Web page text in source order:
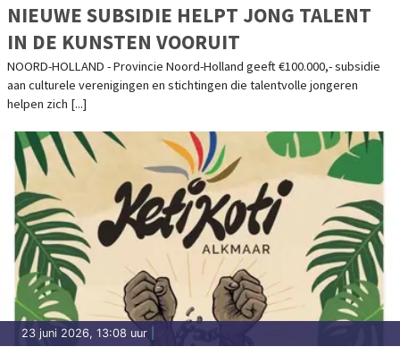
NIEUWE SUBSIDIE HELPT JONG TALENT
IN DE KUNSTEN VOORUIT
NOORD-HOLLAND - Provincie Noord-Holland geeft €100.000,- subsidie
aan culturele verenigingen en stichtingen die talentvolle jongeren
helpen zich [...]
23 juni 2026, 13:08 uur